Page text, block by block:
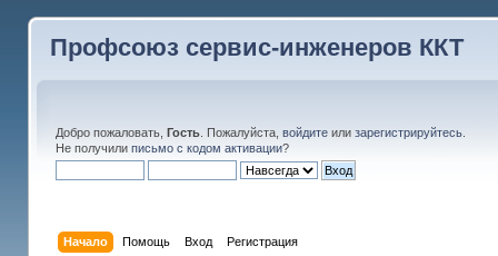
Профсоюз сервис-инженеров ККТ
Добро пожаловать, Гость. Пожалуйста, войдитеили зарегистрируйтесь.
Не получили письмо с кодом активации?
Начало Помощь Вход Регистрация